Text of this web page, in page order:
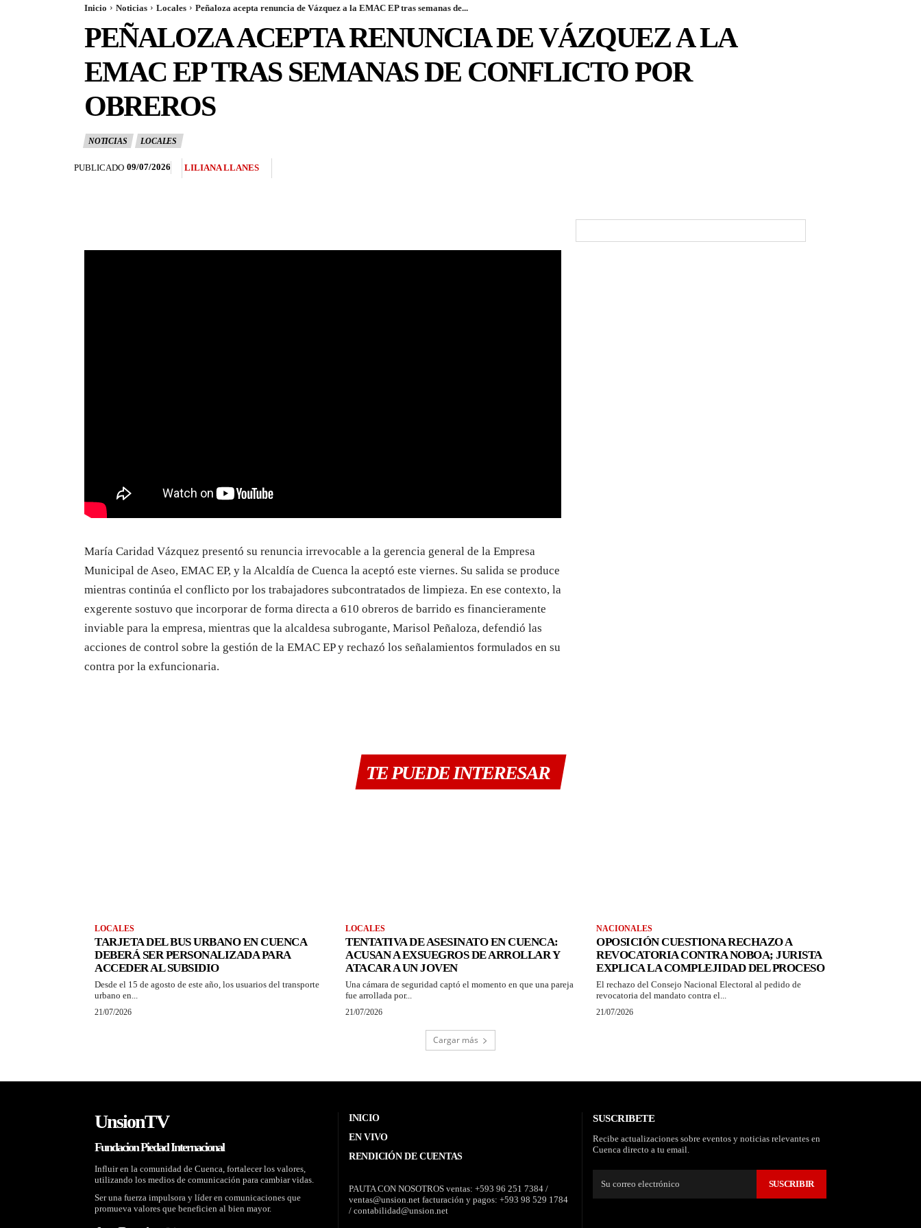
Inicio Noticias Locales Peñaloza acepta renuncia de Vázquez a la EMAC EP tras semanas de...
PEÑALOZA ACEPTA RENUNCIA DE VÁZQUEZ A LA
EMAC EP TRAS SEMANAS DE CONFLICTO POR
OBREROS
NOTICIAS LOCALES
PUBLICADO 09/07/2026 LILIANA LLANES
María Caridad Vázquez presentó su renuncia irrevocable a la gerencia general de la Empresa
Municipal de Aseo, EMAC EP, y la Alcaldía de Cuenca la aceptó este viernes. Su salida se produce
mientras continúa el conflicto por los trabajadores subcontratados de limpieza. En ese contexto, la
exgerente sostuvo que incorporar de forma directa a 610 obreros de barrido es financieramente
inviable para la empresa, mientras que la alcaldesa subrogante, Marisol Peñaloza, defendió las
acciones de control sobre la gestión de la EMAC EP y rechazó los señalamientos formulados en su
contra por la exfuncionaria.
TE PUEDE INTERESAR
LOCALES
TARJETA DEL BUS URBANO EN CUENCA
DEBERÁ SER PERSONALIZADA PARA
ACCEDER AL SUBSIDIO
Desde el 15 de agosto de este año, los usuarios del transporte
urbano en...
21/07/2026
LOCALES
TENTATIVA DE ASESINATO EN CUENCA:
ACUSAN A EXSUEGROS DE ARROLLAR Y
ATACAR A UN JOVEN
Una cámara de seguridad captó el momento en que una pareja
fue arrollada por...
21/07/2026
NACIONALES
OPOSICIÓN CUESTIONA RECHAZO A
REVOCATORIA CONTRA NOBOA; JURISTA
EXPLICA LA COMPLEJIDAD DEL PROCESO
El rechazo del Consejo Nacional Electoral al pedido de
revocatoria del mandato contra el...
21/07/2026
Cargar más
UnsionTV
Fundacion Piedad Internacional
Influir en la comunidad de Cuenca, fortalecer los valores,
utilizando los medios de comunicación para cambiar vidas.
Ser una fuerza impulsora y líder en comunicaciones que
promueva valores que beneficien al bien mayor.
INICIO
EN VIVO
RENDICIÓN DE CUENTAS
PAUTA CON NOSOTROS ventas: +593 96 251 7384 /
ventas@unsion.net facturación y pagos: +593 98 529 1784
/ contabilidad@unsion.net
SUSCRIBETE
Recibe actualizaciones sobre eventos y noticias relevantes en
Cuenca directo a tu email.
SUSCRIBIR